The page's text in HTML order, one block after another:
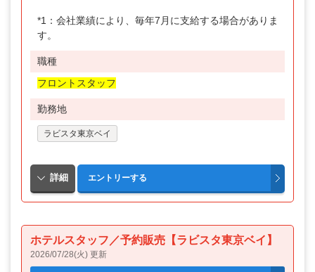
箱根
中国・四国
九州
*1：会社業績により、毎年7月に支給する場合がありま
す。
職種
フロントスタッフ
勤務地
ラビスタ東京ベイ
ホテルスタッフ／予約販売【ラビスタ東京ベイ】
2026/07/28(火) 更新